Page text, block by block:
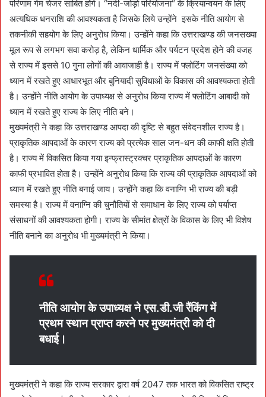
परिणाम गेम चेंजर साबित होंगे। “नदी-जोड़ो परियोजना“ के क्रियान्वयन के लिए
अत्यधिक धनराशि की आवश्यकता है जिसके लिये उन्होंने इसके नीति आयोग से
तकनीकी सहयोग के लिए अनुरोध किया। उन्होंने कहा कि उत्तराखण्ड की जनसख्या
मूल रूप से लगभग सवा करोड़ है, लेकिन धार्मिक और पर्यटन प्रदेश होने की वजह
से राज्य में इससे 10 गुना लोगों की आवाजाही है। राज्य में फ्लोटिंग जनसंख्या को
ध्यान में रखते हुए आधारभूत और बुनियादी सुविधाओं के विकास की आवश्यकता होती
है। उन्होंने नीति आयोग के उपाध्यक्ष से अनुरोध किया राज्य में फ्लोटिंग आबादी को
ध्यान में रखते हुए राज्य के लिए नीति बने।
मुख्यमंत्री ने कहा कि उत्तराखण्ड आपदा की दृष्टि से बहुत संवेदनशील राज्य है।
प्राकृतिक आपदाओं के कारण राज्य को प्रत्येक साल जन-धन की काफी क्षति होती
है। राज्य में विकसित किया गया इन्फ्रास्ट्रक्चर प्राकृतिक आपदाओं के कारण
काफी प्रभावित होता है। उन्होंने अनुरोध किया कि राज्य की प्राकृतिक आपदाओं को
ध्यान में रखते हुए नीति बनाई जाय। उन्होंने कहा कि वनाग्नि भी राज्य की बड़ी
समस्या है। राज्य में वनाग्नि की चुनौतियों से समाधान के लिए राज्य को पर्याप्त
संसाधनों की आवश्यकता होगी। राज्य के सीमांत क्षेत्रों के विकास के लिए भी विशेष
नीति बनाने का अनुरोध भी मुख्यमंत्री ने किया।
नीति आयोग के उपाध्यक्ष ने एस.डी.जी रैंकिंग में
प्रथम स्थान प्राप्त करने पर मुख्यमंत्री को दी
बधाई।
मुख्यमंत्री ने कहा कि राज्य सरकार द्वारा वर्ष 2047 तक भारत को विकसित राष्ट्र